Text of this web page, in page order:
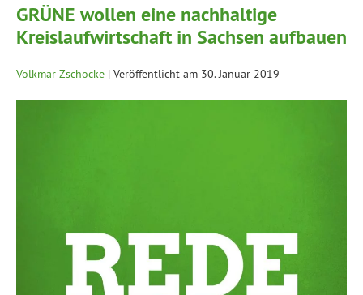
GRÜNE wollen eine nachhaltige
Kreislaufwirtschaft in Sachsen aufbauen
Volkmar Zschocke | Veröffentlicht am 30. Januar 2019